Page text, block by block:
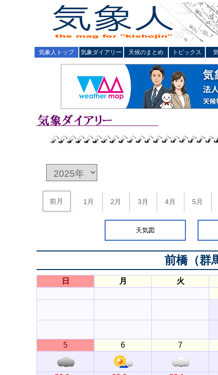
気象人トップ 気象ダイアリー 天候のまとめ トピックス
前月 1月 2月 3月 4月 5月
天気図
前橋（群
日 月 火
5 6 7